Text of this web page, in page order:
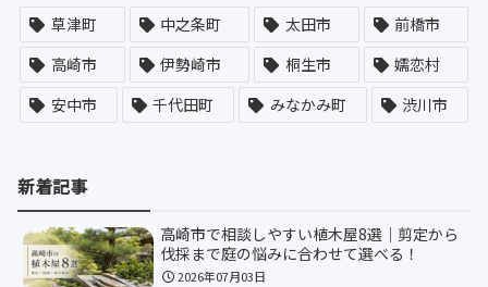
草津町 中之条町 太田市
前橋市
高崎市
伊勢崎市 桐生市
嬬恋村
安中市
千代田町 みなかみ町 渋川市
新着記事
高崎市で相談しやすい植木屋8選｜剪定から
伐採まで庭の悩みに合わせて選べる！
2026年07月03日